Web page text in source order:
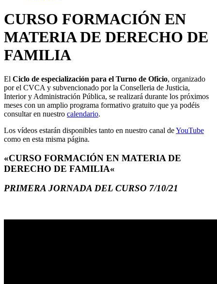
CURSO FORMACIÓN EN
MATERIA DE DERECHO DE
FAMILIA
El Ciclo de especialización para el Turno de Oficio, organizado
por el CVCA y subvencionado por la Conselleria de Justicia,
Interior y Administración Pública, se realizará durante los próximos
meses con un amplio programa formativo gratuito que ya podéis
consultar en nuestro calendario.
Los vídeos estarán disponibles tanto en nuestro canal deYouTube
como en esta misma página.
«CURSO FORMACIÓN EN MATERIA DE
DERECHO DE FAMILIA«
PRIMERA JORNADA DEL CURSO 7/10/21